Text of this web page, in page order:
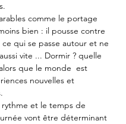
comme le portage
bien : il pousse contre
qui se passe autour et ne
vite ... Dormir ? quelle
que le monde  est
nouvelles et
et le temps de
vont être déterminant